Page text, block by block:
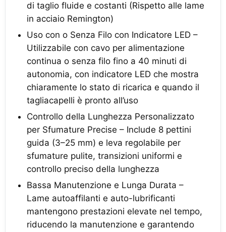
di taglio fluide e costanti (Rispetto alle lame
in acciaio Remington)
Uso con o Senza Filo con Indicatore LED –
Utilizzabile con cavo per alimentazione
continua o senza filo fino a 40 minuti di
autonomia, con indicatore LED che mostra
chiaramente lo stato di ricarica e quando il
tagliacapelli è pronto all’uso
Controllo della Lunghezza Personalizzato
per Sfumature Precise – Include 8 pettini
guida (3–25 mm) e leva regolabile per
sfumature pulite, transizioni uniformi e
controllo preciso della lunghezza
Bassa Manutenzione e Lunga Durata –
Lame autoaffilanti e auto-lubrificanti
mantengono prestazioni elevate nel tempo,
riducendo la manutenzione e garantendo